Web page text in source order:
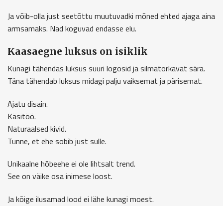
Ja võib-olla just seetõttu muutuvadki mõned ehted ajaga aina
armsamaks. Nad koguvad endasse elu.
Kaasaegne luksus on isiklik
Kunagi tähendas luksus suuri logosid ja silmatorkavat sära.
Täna tähendab luksus midagi palju vaiksemat ja pärisemat.
Ajatu disain.
Käsitöö.
Naturaalsed kivid.
Tunne, et ehe sobib just sulle.
Unikaalne hõbeehe ei ole lihtsalt trend.
See on väike osa inimese loost.
Ja kõige ilusamad lood ei lähe kunagi moest.